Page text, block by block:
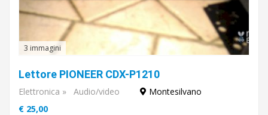
3 immagini
Lettore PIONEER CDX-P1210
Elettronica » Audio/video
Montesilvano
€ 25,00